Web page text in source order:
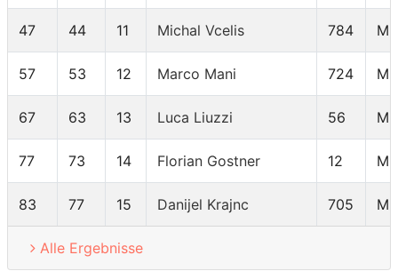
47 44 11 Michal Vcelis 784
57 53 12 Marco Mani 724
67 63 13 Luca Liuzzi 56
77 73 14 Florian Gostner 12
83 77 15 Danijel Krajnc 705
Alle Ergebnisse